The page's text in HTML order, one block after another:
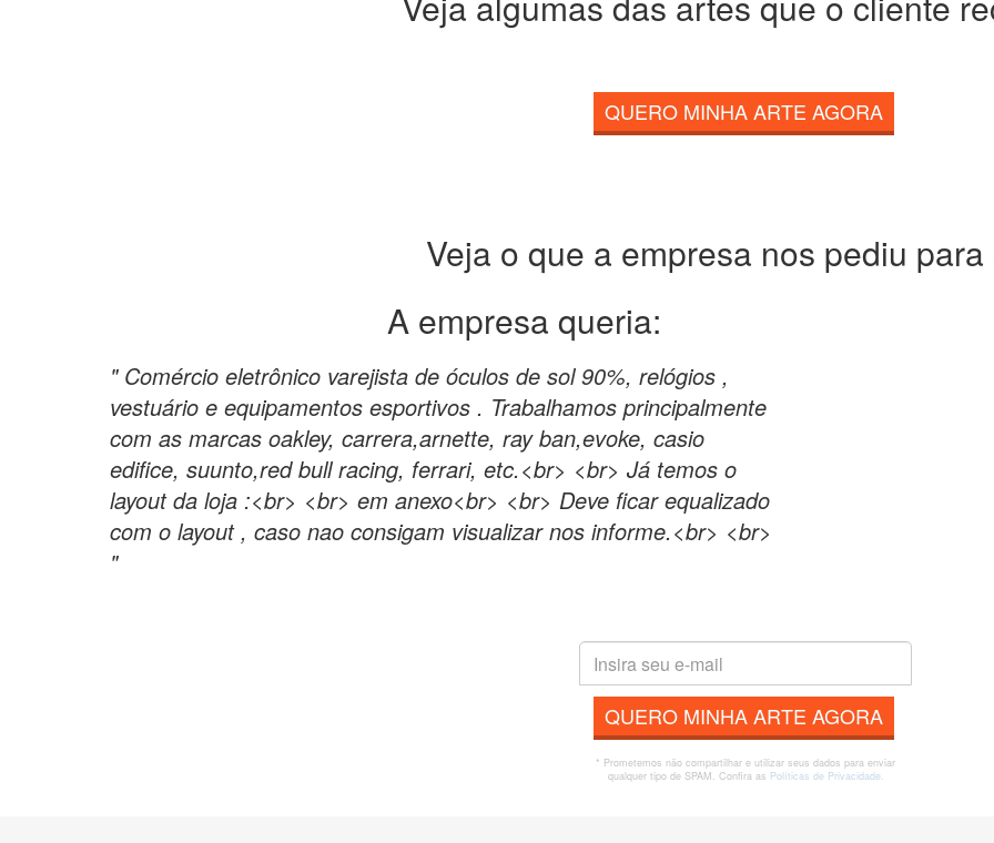
QUERO MINHA ARTE AGORA
Veja o que a empresa nos pediu para
A empresa queria:
" Comércio eletrônico varejista de óculos de sol 90%, relógios ,
vestuário e equipamentos esportivos . Trabalhamos principalmente
com as marcas oakley, carrera,arnette, ray ban,evoke, casio
edifice, suunto,red bull racing, ferrari, etc.<br> <br> Já temos o
layout da loja :<br> <br> em anexo<br> <br> Deve ficar equalizado
com o layout , caso nao consigam visualizar nos informe.<br> <br>
"
QUERO MINHA ARTE AGORA
* Prometemos não compartilhar e utilizar seus dados para enviar
qualquer tipo de SPAM. Confira as Políticas de Privacidade.